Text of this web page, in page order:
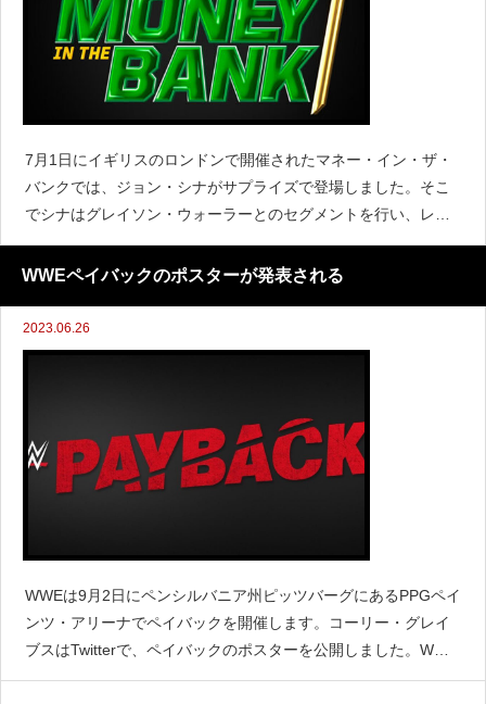
7月1日にイギリスのロンドンで開催されたマネー・イン・ザ・
バンクでは、ジョン・シナがサプライズで登場しました。そこ
でシナはグレイソン・ウォーラーとのセグメントを行い、レッ
スルマニアを継続的にイギリスのロンドンで行いたいと発言し
ました。レスリングオブザーバーのデイブ・メルツァーは、な
WWEペイバックのポスターが発表される
2023.06.26
WWEは9月2日にペンシルバニア州ピッツバーグにあるPPGペイ
ンツ・アリーナでペイバックを開催します。コーリー・グレイ
ブスはTwitterで、ペイバックのポスターを公開しました。WWE
Payback is coming to Pittsburgh on Saturday, Sept